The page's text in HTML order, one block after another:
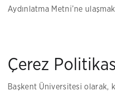
Aydınlatma Metni’ne
Çerez
Başkent Üniversitesi olarak,